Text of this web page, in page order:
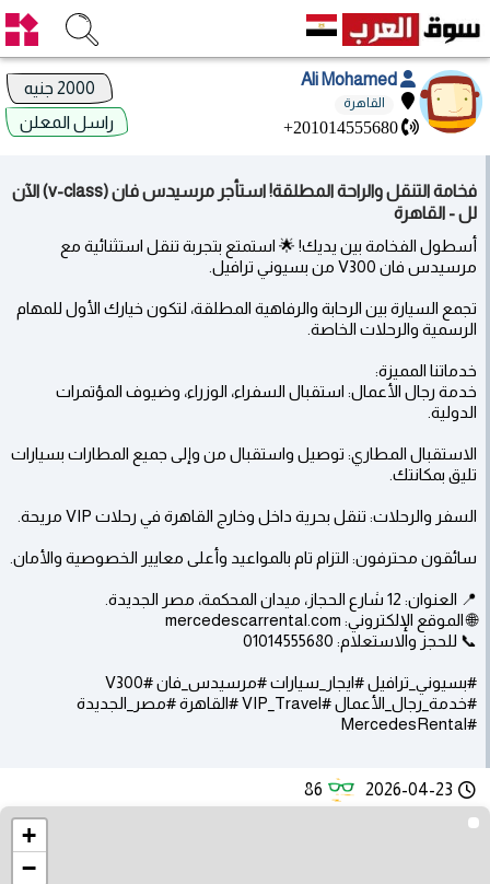
القاهرة
+201014555680
راسل المعلن
فخامة التنقل والراحة المطلقة! استأجر مرسيدس فان (v-class) الآن
لل - القاهرة
أسطول الفخامة بين يديك! 🌟 استمتع بتجربة تنقل استثنائية مع
مرسيدس فان V300 من بسيوني ترافيل.
تجمع السيارة بين الرحابة والرفاهية المطلقة، لتكون خيارك الأول للمهام
الرسمية والرحلات الخاصة.
خدماتنا المميزة:
خدمة رجال الأعمال: استقبال السفراء، الوزراء، وضيوف المؤتمرات
الدولية.
الاستقبال المطاري: توصيل واستقبال من وإلى جميع المطارات بسيارات
تليق بمكانتك.
السفر والرحلات: تنقل بحرية داخل وخارج القاهرة في رحلات VIP مريحة.
سائقون محترفون: التزام تام بالمواعيد وأعلى معايير الخصوصية والأمان.
📍 العنوان: 12 شارع الحجاز، ميدان المحكمة، مصر الجديدة.
🌐 الموقع الإلكتروني: mercedescarrental.com
📞 للحجز والاستعلام: 01014555680
#بسيوني_ترافيل #ايجار_سيارات #مرسيدس_فان #V300
#خدمة_رجال_الأعمال #VIP_Travel #القاهرة #مصر_الجديدة
#MercedesRental
2026-04-23
86
+
−